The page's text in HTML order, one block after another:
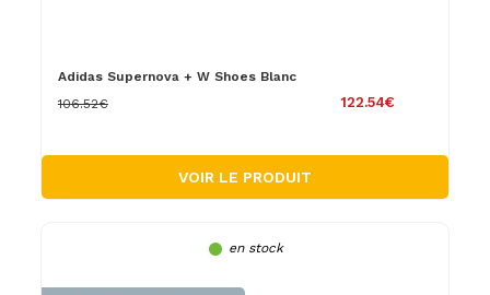
Adidas Supernova + W Shoes Blanc
122.54€
106.52€
VOIR LE PRODUIT
en stock